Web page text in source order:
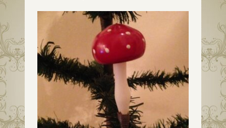
van
glas
deuk,